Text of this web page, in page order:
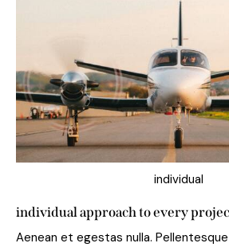
individual
individual approach to every
Aenean et egestas nulla.